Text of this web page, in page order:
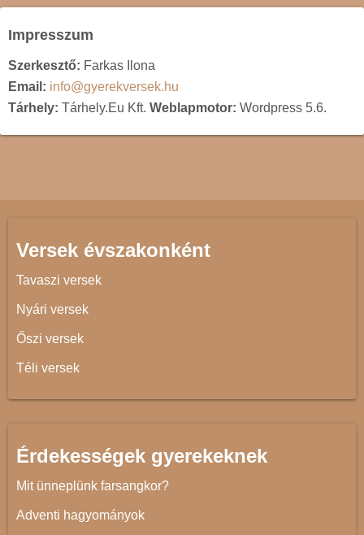
Impresszum
Szerkesztő: Farkas Ilona
Email: info@gyerekversek.hu
Tárhely: Tárhely.Eu Kft. Weblapmotor: Wordpress 5.6.
Versek évszakonként
Tavaszi versek
Nyári versek
Őszi versek
Téli versek
Érdekességek gyerekeknek
Mit ünneplünk farsangkor?
Adventi hagyományok